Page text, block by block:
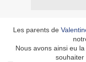
Les parents de
Nous avons ainsi eu
souhaiter